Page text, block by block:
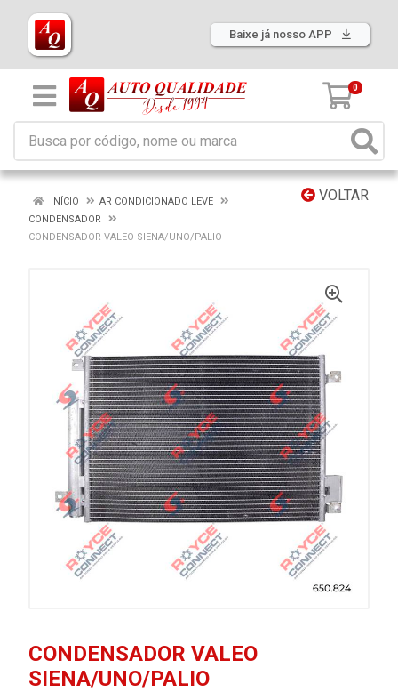
Baixe já nosso APP
0
VOLTAR
INÍCIO
AR CONDICIONADO LEVE
CONDENSADOR
CONDENSADOR VALEO SIENA/UNO/PALIO
CONDENSADOR VALEO
SIENA/UNO/PALIO